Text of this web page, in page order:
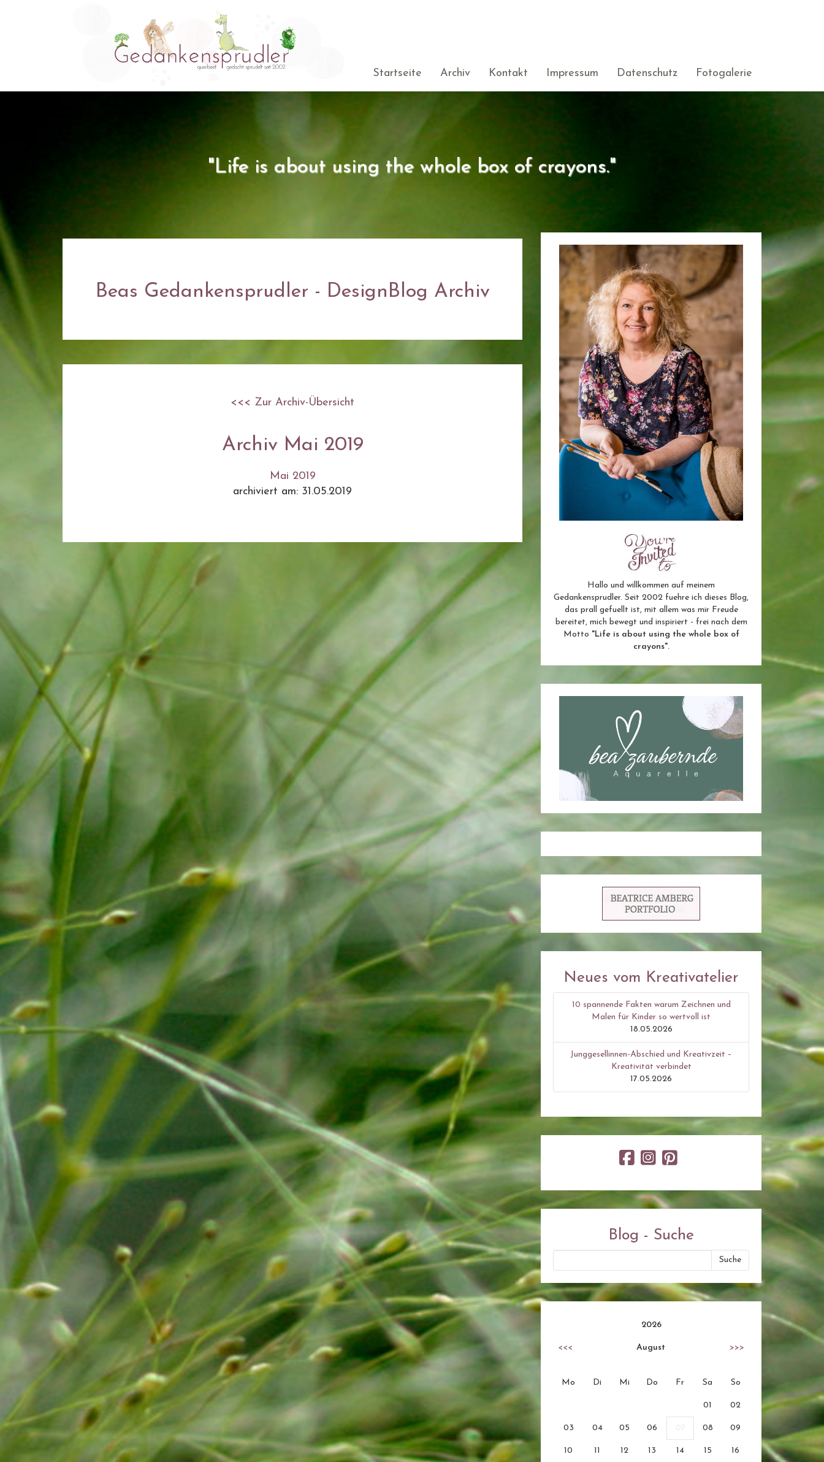
Startseite Archiv Kontakt Impressum Datenschutz Fotogalerie
"Life is about using the whole box of crayons."
Beas Gedankensprudler - DesignBlog Archiv
<<< Zur Archiv-Übersicht
Archiv Mai 2019
Mai 2019
archiviert am: 31.05.2019
Hallo und willkommen auf meinem
Gedankensprudler. Seit 2002 fuehre ich dieses Blog,
das prall gefuellt ist, mit allem was mir Freude
bereitet, mich bewegt und inspiriert - frei nach dem
Motto "Life is about using the whole box of
crayons".
Neues vom Kreativatelier
10 spannende Fakten warum Zeichnen und
Malen für Kinder so wertvoll ist
18.05.2026
Junggesellinnen-Abschied und Kreativzeit –
Kreativität verbindet
17.05.2026
Blog - Suche
2026
<<< August >>>
Mo Di Mi Do Fr Sa So
01 02
03 04 05 06 07 08 09
10 11 12 13 14 15 16